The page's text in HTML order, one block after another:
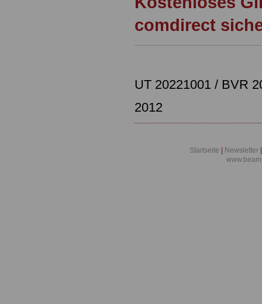
comdirect
UT 20221001 / BVR
2012
Startseite Newsletter